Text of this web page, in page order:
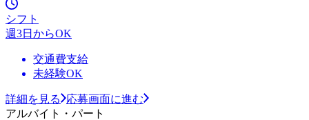
シフト
週3日からOK
交通費支給
未経験OK
詳細を見る
応募画面に進む
アルバイト・パート